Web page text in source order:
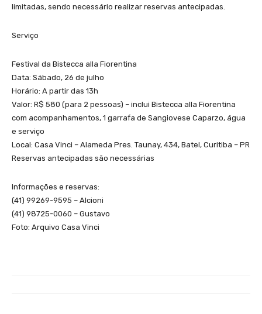
limitadas, sendo necessário realizar reservas antecipadas.
Serviço
Festival da Bistecca alla Fiorentina
Data: Sábado, 26 de julho
Horário: A partir das 13h
Valor: R$ 580 (para 2 pessoas) – inclui Bistecca alla Fiorentina
com acompanhamentos, 1 garrafa de Sangiovese Caparzo, água
e serviço
Local: Casa Vinci – Alameda Pres. Taunay, 434, Batel, Curitiba – PR
Reservas antecipadas são necessárias
Informações e reservas:
(41) 99269-9595 – Alcioni
(41) 98725-0060 – Gustavo
Foto: Arquivo Casa Vinci